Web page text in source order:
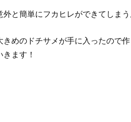
と簡単にフカヒレができてしま
きめのドチサメが手に入ったので
ます！